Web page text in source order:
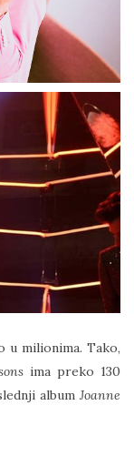
u milionima. Tako,
ima preko 130
album Joanne